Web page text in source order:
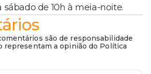
sábado de 10h à meia-noite.
são de responsabilidade
representam a opinião do Política